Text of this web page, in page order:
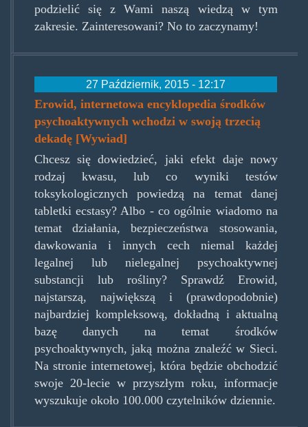
podzielić się z Wami naszą wiedzą w tym
zakresie. Zainteresowani? No to zaczynamy!
27 Październik, 2015 - 12:17
Erowid, internetowa encyklopedia środków
psychoaktywnych wchodzi w swoją trzecią
dekadę [Wywiad]
Chcesz się dowiedzieć, jaki efekt daje nowy
rodzaj kwasu, lub co wyniki testów
toksykologicznych powiedzą na temat danej
tabletki ecstasy? Albo - co ogólnie wiadomo na
temat działania, bezpieczeństwa stosowania,
dawkowania i innych cech niemal każdej
legalnej lub nielegalnej psychoaktywnej
substancji lub rośliny? Sprawdź Erowid,
najstarszą, największą i (prawdopodobnie)
najbardziej kompleksową, dokładną i aktualną
bazę danych na temat środków
psychoaktywnych, jaką można znaleźć w Sieci.
Na stronie internetowej, która będzie obchodzić
swoje 20-lecie w przyszłym roku, informacje
wyszukuje około 100.000 czytelników dziennie.